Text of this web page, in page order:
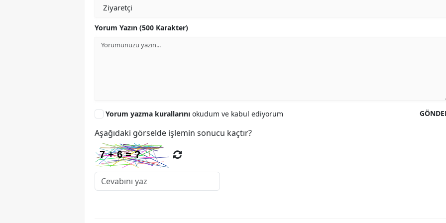
Yorum Yazın (500 Karakter)
Yorum yazma kurallarını okudum ve kabul ediyorum
Aşağıdaki görselde işlemin sonucu kaçtır?